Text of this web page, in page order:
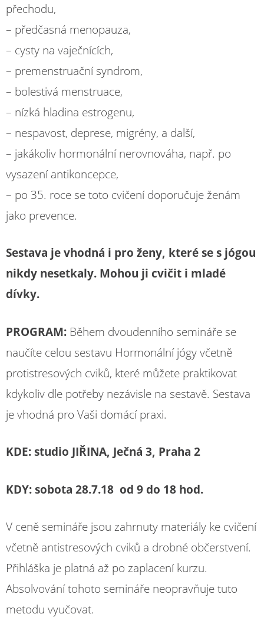
přechodu,
– předčasná menopauza,
– cysty na vaječnících,
– premenstruační syndrom,
– bolestivá menstruace,
– nízká hladina estrogenu,
– nespavost, deprese, migrény, a další,
– jakákoliv hormonální nerovnováha, např. po
vysazení antikoncepce,
– po 35. roce se toto cvičení doporučuje ženám
jako prevence.
Sestava je vhodná i pro ženy, které se s jógou
nikdy nesetkaly. Mohou ji cvičit i mladé
dívky.
PROGRAM: Během dvoudenního semináře se
naučíte celou sestavu Hormonální jógy včetně
protistresových cviků, které můžete praktikovat
kdykoliv dle potřeby nezávisle na sestavě. Sestava
je vhodná pro Vaši domácí praxi.
KDE: studio JIŘINA, Ječná 3, Praha 2
KDY: sobota 28.7.18 od 9 do 18 hod.
V ceně semináře jsou zahrnuty materiály ke cvičení
včetně antistresových cviků a drobné občerstvení.
Přihláška je platná až po zaplacení kurzu.
Absolvování tohoto semináře neopravňuje tuto
metodu vyučovat.